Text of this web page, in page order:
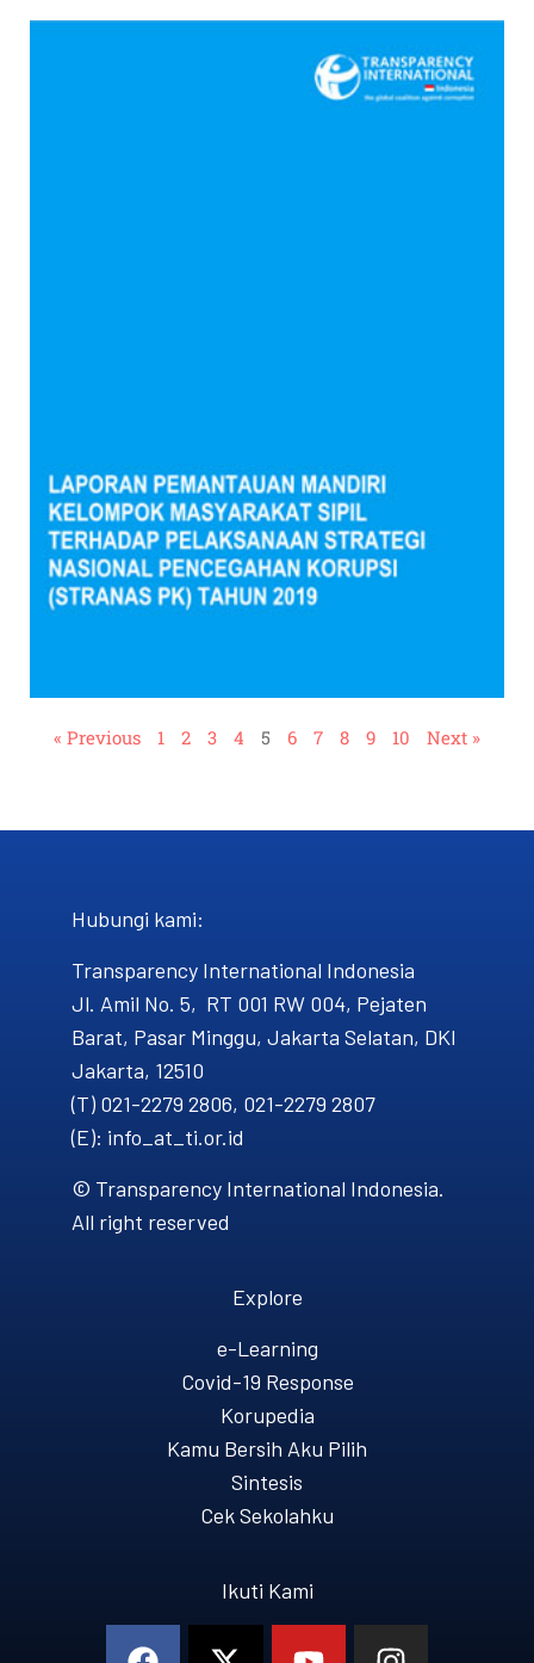
« Previous 1 2 3 4 5 6 7 8 9 10 Next »
Hubungi kami​:
Transparency International Indonesia
Jl. Amil No. 5, RT 001 RW 004, Pejaten
Barat, Pasar Minggu, Jakarta Selatan, DKI
Jakarta, 12510
(T) 021-2279 2806, 021-2279 2807
(E): info_at_ti.or.id
© Transparency International Indonesia.
All right reserved
Explore
e-Learning
Covid-19 Response
Korupedia
Kamu Bersih Aku Pilih
Sintesis
Cek Sekolahku
Ikuti Kami